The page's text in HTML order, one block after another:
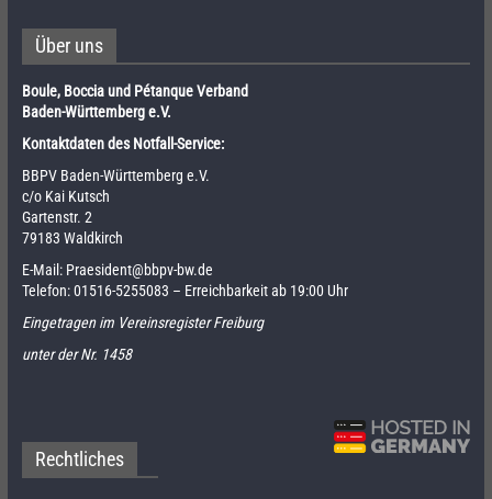
Über uns
Boule, Boccia und Pétanque Verband
Baden-Württemberg e.V.
Kontaktdaten des Notfall-Service:
BBPV Baden-Württemberg e.V.
c/o Kai Kutsch
Gartenstr. 2
79183 Waldkirch
E-Mail: Praesident@bbpv-bw.de
Telefon:01516-5255083 – Erreichbarkeit ab 19:00 Uhr
Eingetragen im Vereinsregister Freiburg
unter der Nr. 1458
Rechtliches